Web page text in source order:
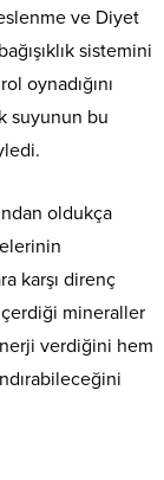
ve Diyet
sistemini
oynadığını
suyunun bu
oldukça
karşı direnç
mineraller
verdiğini hem